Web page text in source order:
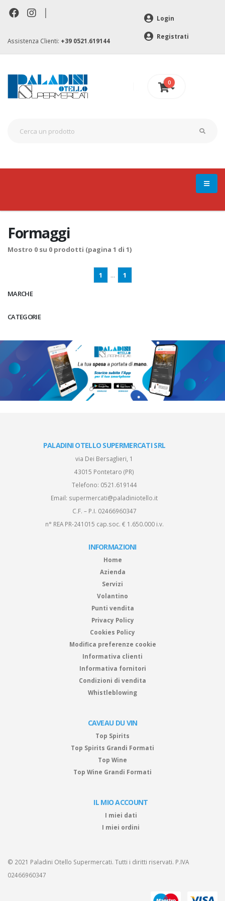
|
Assistenza Clienti: +39 0521.619144
Login
Registrati
0
MARCHE
CATEGORIE
Formaggi
Mostro 0 su 0 prodotti (pagina 1 di 1)
1 ... 1
PALADINI OTELLO SUPERMERCATI SRL
via Dei Bersaglieri, 1
43015 Pontetaro (PR)
Telefono: 0521.619144
Email: supermercati@paladiniotello.it
C.F. – P.I. 02466960347
n° REA PR-241015 cap.soc. € 1.650.000 i.v.
INFORMAZIONI
Home
Azienda
Servizi
Volantino
Punti vendita
Privacy Policy
Cookies Policy
Modifica preferenze cookie
Informativa clienti
Informativa fornitori
Condizioni di vendita
Whistleblowing
CAVEAU DU VIN
Top Spirits
Top Spirits Grandi Formati
Top Wine
Top Wine Grandi Formati
IL MIO ACCOUNT
I miei dati
I miei ordini
© 2021 Paladini Otello Supermercati. Tutti i diritti riservati. P.IVA
02466960347